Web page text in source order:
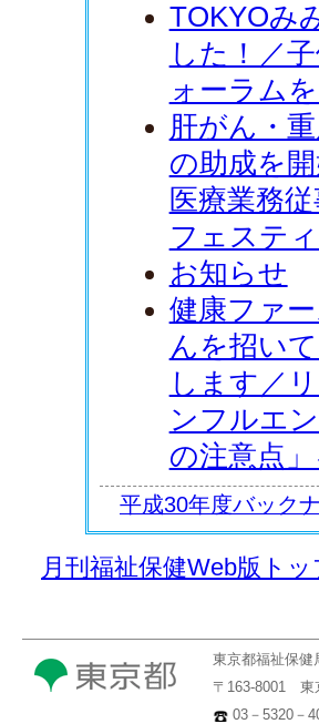
TOKYOみ
した！／
ォーラム
肝がん・
の助成を
医療業務
フェステ
お知らせ
健康ファ
んを招い
します／
ンフルエ
の注意点
平成30年度バック
月刊福祉保健Web版ト
東京都福祉保健
〒163-8001 東
03－5320－